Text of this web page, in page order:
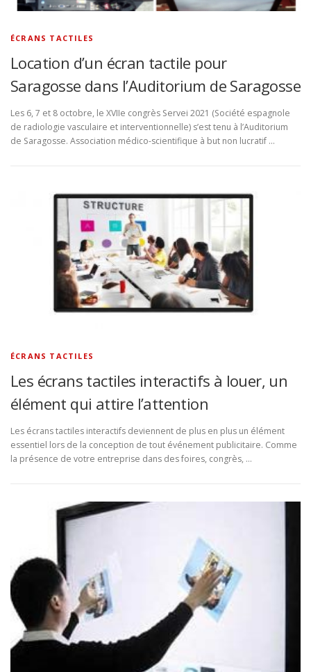
ÉCRANS TACTILES
Location d’un écran tactile pour
Saragosse dans l’Auditorium de Saragosse
Les 6, 7 et 8 octobre, le XVIIe congrès Servei 2021 (Société espagnole
de radiologie vasculaire et interventionnelle) s’est tenu à l’Auditorium
de Saragosse. Association médico-scientifique à but non lucratif …
ÉCRANS TACTILES
Les écrans tactiles interactifs à louer, un
élément qui attire l’attention
Les écrans tactiles interactifs deviennent de plus en plus un élément
essentiel lors de la conception de tout événement publicitaire. Comme
la présence de votre entreprise dans des foires, congrès, …